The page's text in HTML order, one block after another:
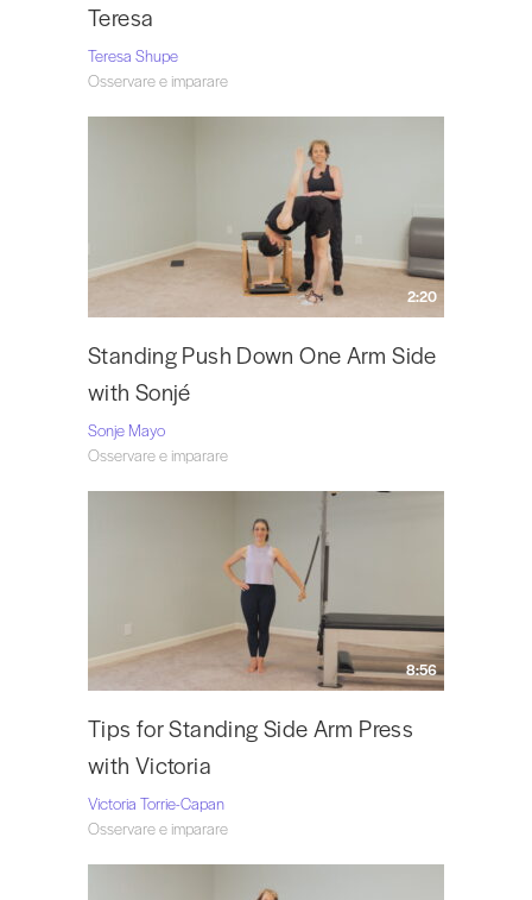
Teresa
Teresa Shupe
Osservare e imparare
2:20
Standing Push Down One Arm Side
with Sonjé
Sonje Mayo
Osservare e imparare
8:56
Tips for Standing Side Arm Press
with Victoria
Victoria Torrie-Capan
Osservare e imparare